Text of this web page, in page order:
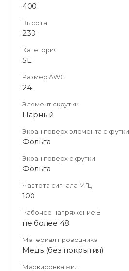
400
Высота
230
Категория
5E
Размер AWG
24
Элемент скрутки
Парный
Экран поверх элемента скрутки
Фольга
Экран поверх скрутки
Фольга
Частота сигнала МГц
100
Рабочее напряжение В
не более 48
Материал проводника
Медь (без покрытия)
Маркировка жил